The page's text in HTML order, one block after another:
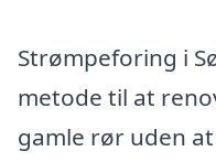
Strømpeforing i
metode til at
gamle rør uden